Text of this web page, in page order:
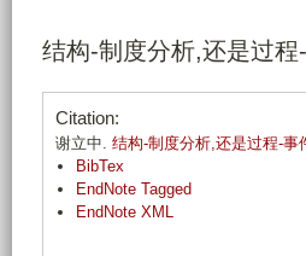
结构-制度分析,还是过
Citation:
谢立中. 结构-制度分析,还是过程-事
BibTex
EndNote Tagged
EndNote XML